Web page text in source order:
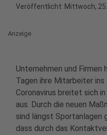
Veröffentlicht: Mittwoch,
Anzeige
Unternehmen und Firmen
Tagen ihre Mitarbeiter
Coronavirus breitet sich
aus. Durch die neuen
sind längst Sportanlagen
dass durch das